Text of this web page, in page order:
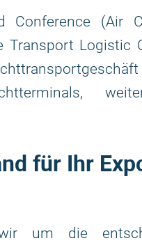
Conference (Air
Logistic
für Ihr
um die